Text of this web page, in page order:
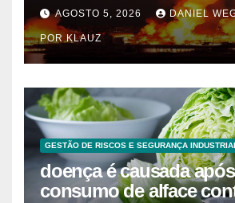
Itaquaquecetuba/SP
(UNIQUIMA/Quema)
AGOSTO 5, 2026 DANIEL
POR KLAUZ
GESTÃO DE RISCOS E SEGURANÇA
doença é causada após
consumo de alface